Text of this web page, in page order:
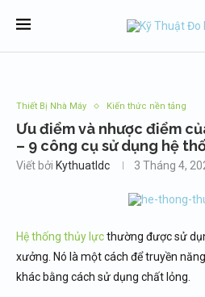
Thiết Bị Nhà Máy Kiến thức nền tảng
Ưu điểm và nhược điểm
– 9 công cụ sử dụng hệ
Viết bởi Kythuatldc 3 Tháng 4,
Hệ thống thủy lựcthường được sử
xưởng. Nó là một cách để truyền
khác bằng cách sử dụng chất lỏng.